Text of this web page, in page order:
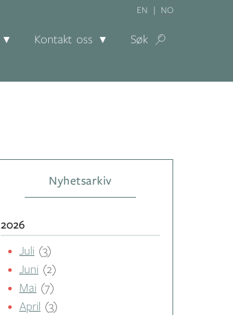
EN NO
Kontakt oss Søk
Nyhetsarkiv
2026
Juli (3)
Juni (2)
Mai (7)
April
(3)